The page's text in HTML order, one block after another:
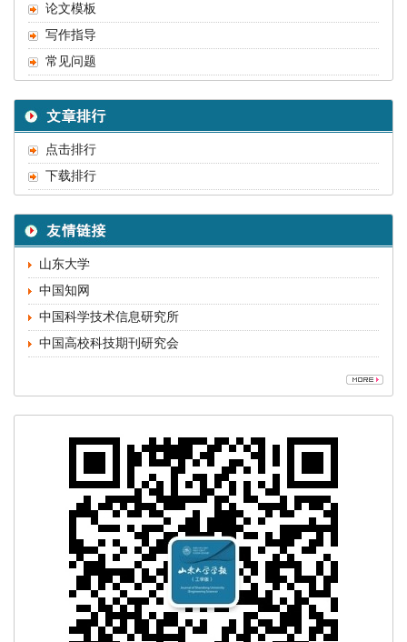
论文模板
写作指导
常见问题
点击排行
下载排行
山东大学
中国知网
中国科学技术信息研究所
中国高校科技期刊研究会